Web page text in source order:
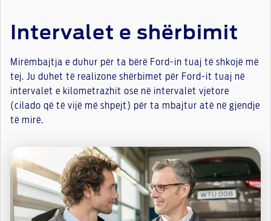
Intervalet e shërbimit
Mirëmbajtja e duhur për ta bërë Ford-in tuaj të shkojë më
tej. Ju duhet të realizone shërbimet për Ford-it tuaj në
intervalet e kilometrazhit ose në intervalet vjetore
(cilado që të vijë më shpejt) për ta mbajtur atë në gjendje
të mirë.